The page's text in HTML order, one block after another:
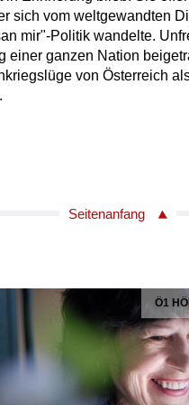
sich vom weltgewandten
mir"-Politik wandelte.
einer ganzen Nation
von Österreich
Seitenanfang
Ö1